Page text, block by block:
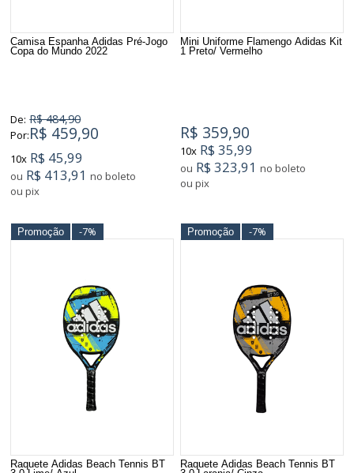
Camisa Espanha Adidas Pré-Jogo
Copa do Mundo 2022
De: R$ 484,90
Por:R$ 459,90
10x R$ 45,99
ou R$ 413,91 no boleto
ou pix
Mini Uniforme Flamengo Adidas Kit
1 Preto/ Vermelho
R$ 359,90
10x R$ 35,99
ou R$ 323,91 no boleto
ou pix
Promoção -7%
Raquete Adidas Beach Tennis BT
Promoção -7%
Raquete Adidas Beach Tennis BT